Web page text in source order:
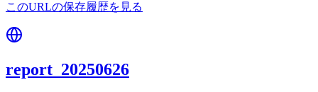
このURLの保存履歴を見る
report_20250626